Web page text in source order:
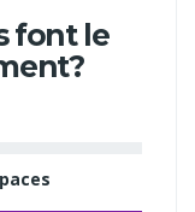
font le